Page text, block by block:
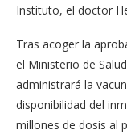
Instituto, el doctor
Tras acoger la
el Ministerio de
administrará la
disponibilidad del
millones de dosis al